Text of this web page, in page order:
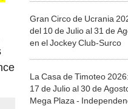
Gran Circo de Ucrania
del 10 de Julio al 31 de
en el Jockey Club-Surco
La Casa de Timoteo
17 de Julio al 30 de
Mega Plaza -